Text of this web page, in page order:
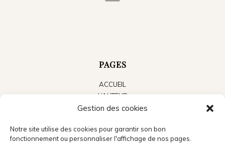
Gestion des cookies
Notre site utilise des cookies pour garantir son bon
fonctionnement ou personnaliser l'affichage de nos pages.
PAGES
ACCUEIL
L’AUTEUR
LES LIVRES
ACTUALITÉS
PRESSE